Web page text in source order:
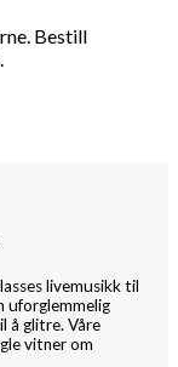
Bestill
livemusikk til
uforglemmelig
å glitre. Våre
vitner om